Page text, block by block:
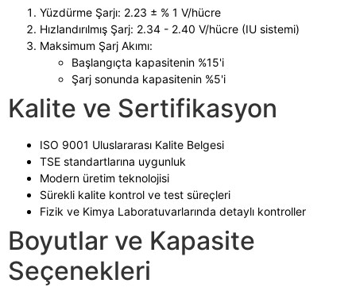
Yüzdürme Şarjı: 2.23 ± % 1 V/hücre
Hızlandırılmış Şarj: 2.34 - 2.40 V/hücre (IU sistemi)
Maksimum Şarj Akımı:
Başlangıçta kapasitenin %15'i
Şarj sonunda kapasitenin %5'i
Kalite ve Sertifikasyon
ISO 9001 Uluslararası Kalite Belgesi
TSE standartlarına uygunluk
Modern üretim teknolojisi
Sürekli kalite kontrol ve test süreçleri
Fizik ve Kimya Laboratuvarlarında detaylı kontroller
Boyutlar ve Kapasite
Seçenekleri